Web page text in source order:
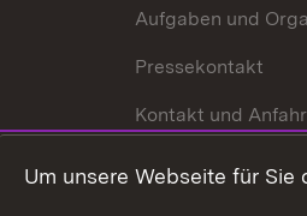
Aufgaben und
Pressekontakt
Kontakt und
Um unsere Webseite für